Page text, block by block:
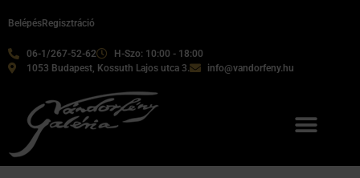
06-1/267-52-62
H-Szo: 10:00 - 18:00
1053 Budapest, Kossuth Lajos utca 3.
info@vandorfeny.hu
BelépésRegisztráció